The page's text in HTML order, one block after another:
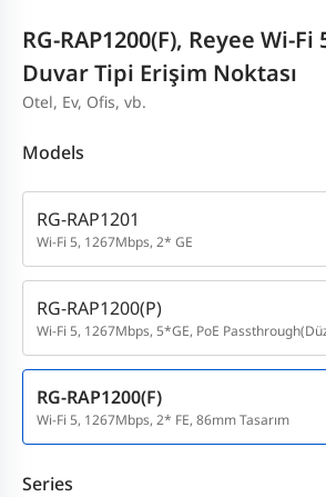
RG-RAP1200(F), Reyee Wi-
Duvar Tipi Erişim Noktası
Otel, Ev, Ofis, vb.
Models
RG-RAP1201
Wi-Fi 5, 1267Mbps, 2* GE
RG-RAP1200(P)
Wi-Fi 5, 1267Mbps, 5*GE, PoE
RG-RAP1200(F)
Wi-Fi 5, 1267Mbps, 2* FE, 86mm Tasarım
Series